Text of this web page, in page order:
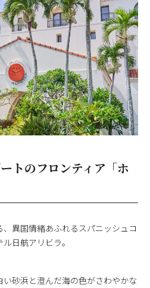
トのフロンティア「ホ
異国情緒あふれるスパニッシュコ
日航アリビラ。
砂浜と澄んだ海の色がさわやかな